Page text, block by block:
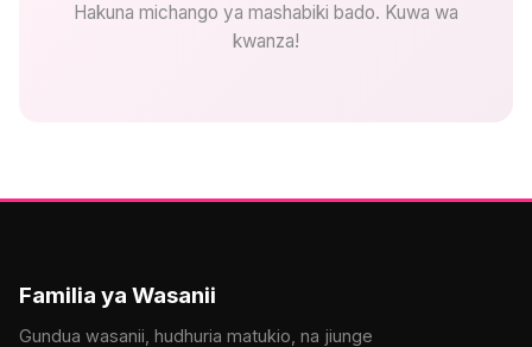
Hakuna michango ya mashabiki bado. Kuwa wa
kwanza!
Familia ya Wasanii
Gundua wasanii, hudhuria matukio, na jiunge